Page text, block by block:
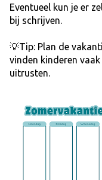
Eventueel kun je er
bij schrijven.
💡Tip: Plan de
vinden kinderen
uitrusten.